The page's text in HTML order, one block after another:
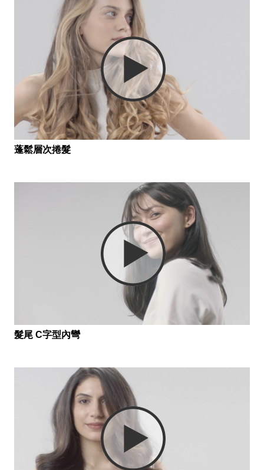
蓬鬆層次捲髮
髮尾 C字型內彎